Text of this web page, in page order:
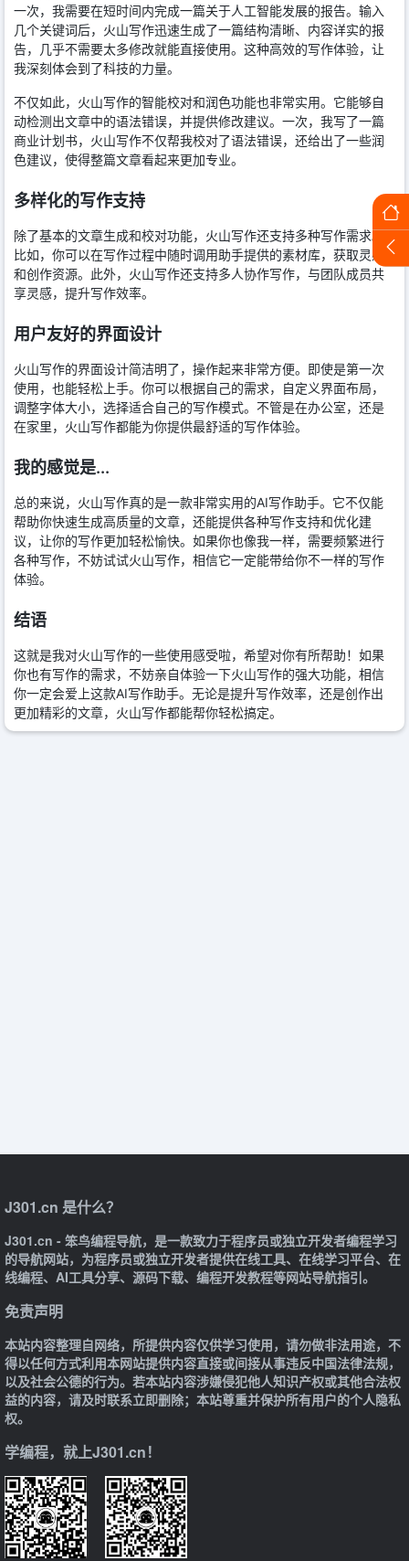
一次，我需要在短时间内完成一篇关于人工智能发展的报告。输入
几个关键词后，火山写作迅速生成了一篇结构清晰、内容详实的报
告，几乎不需要太多修改就能直接使用。这种高效的写作体验，让
我深刻体会到了科技的力量。
不仅如此，火山写作的智能校对和润色功能也非常实用。它能够自
动检测出文章中的语法错误，并提供修改建议。一次，我写了一篇
商业计划书，火山写作不仅帮我校对了语法错误，还给出了一些润
色建议，使得整篇文章看起来更加专业。
多样化的写作支持
除了基本的文章生成和校对功能，火山写作还支持多种写作需求。
比如，你可以在写作过程中随时调用助手提供的素材库，获取灵感
和创作资源。此外，火山写作还支持多人协作写作，与团队成员共
享灵感，提升写作效率。
用户友好的界面设计
火山写作的界面设计简洁明了，操作起来非常方便。即使是第一次
使用，也能轻松上手。你可以根据自己的需求，自定义界面布局，
调整字体大小，选择适合自己的写作模式。不管是在办公室，还是
在家里，火山写作都能为你提供最舒适的写作体验。
我的感觉是...
总的来说，火山写作真的是一款非常实用的AI写作助手。它不仅能
帮助你快速生成高质量的文章，还能提供各种写作支持和优化建
议，让你的写作更加轻松愉快。如果你也像我一样，需要频繁进行
各种写作，不妨试试火山写作，相信它一定能带给你不一样的写作
体验。
结语
这就是我对火山写作的一些使用感受啦，希望对你有所帮助！如果
你也有写作的需求，不妨亲自体验一下火山写作的强大功能，相信
你一定会爱上这款AI写作助手。无论是提升写作效率，还是创作出
更加精彩的文章，火山写作都能帮你轻松搞定。
J301.cn 是什么？
J301.cn - 笨鸟编程导航，是一款致力于程序员或独立开发者编程学习
的导航网站，为程序员或独立开发者提供在线工具、在线学习平台、在
线编程、AI工具分享、源码下载、编程开发教程等网站导航指引。
免责声明
本站内容整理自网络，所提供内容仅供学习使用，请勿做非法用途，不
得以任何方式利用本网站提供内容直接或间接从事违反中国法律法规，
以及社会公德的行为。若本站内容涉嫌侵犯他人知识产权或其他合法权
益的内容，请及时联系立即删除；本站尊重并保护所有用户的个人隐私
权。
学编程，就上J301.cn！